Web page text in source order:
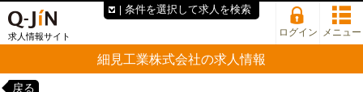
求人情報サイト ログイン メニュー
細見工業株式会社の求人情報
戻る
条件を選択して求人を検索